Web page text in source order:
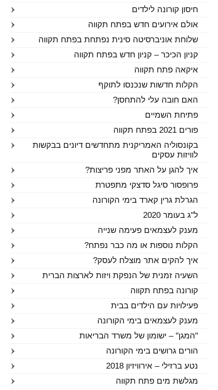
חיסון קורונה לילדים
אולם אירועים חדש בפתח תקווה
שלוחת אוניברסיטה סינית נפתחת בפתח תקווה
קניון הכיכר – קניון חדש בפתח תקווה
איקאה פתח תקווה
הקלות חדשות שנכנסו לתוקף
האם חובה עלי להתחסן?
פתיחת השמיים
פורים 2021 בפתח תקווה
בקונסוליה האמריקנית מתחדשים דיונים בבקשות
לוויזות עסקים
איך להגן על האתר מפני פריצות?
פרופסור סיגל סדצקי מתפטרת
הגרלת גרין קארד בימי הקורונה
ל"ג בעומר 2020
מענק לעצמאים פעימה שנייה
הקלות נוספות או מה כבר נפתח?
איך להקים אתר מוצלח לעסק?
השעיה זמנית של הנפקת ויזות לארצות הברית
קורונה בפתח תקווה
פעילויות עם הילדים בבית
מענק לעצמאים בימי הקורונה
"המגן" – ישומון של משרד הבריאות
הורים גרושים בימי הקורונה
נטע ברזילי – אירוויזיון 2018
מגלשת מים פתח תקווה